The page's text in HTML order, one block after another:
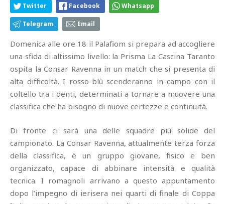
Twitter Facebook Whatsapp
Telegram Email
Domenica alle ore 18 il Palafiom si prepara ad accogliere
una sfida di altissimo livello: la Prisma La Cascina Taranto
ospita la Consar Ravenna in un match che si presenta di
alta difficoltà. I rosso-blù scenderanno in campo con il
coltello tra i denti, determinati a tornare a muovere una
classifica che ha bisogno di nuove certezze e continuità.
Di fronte ci sarà una delle squadre più solide del
campionato. La Consar Ravenna, attualmente terza forza
della classifica, è un gruppo giovane, fisico e ben
organizzato, capace di abbinare intensità e qualità
tecnica. I romagnoli arrivano a questo appuntamento
dopo l’impegno di ierisera nei quarti di finale di Coppa